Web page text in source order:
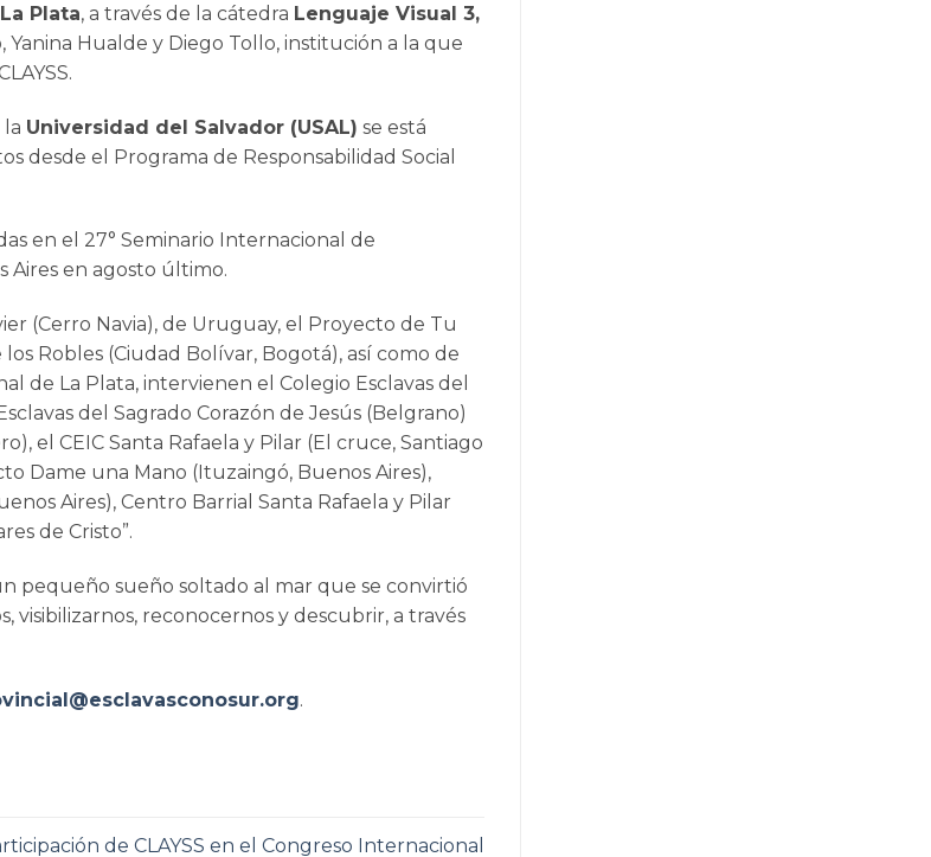
Plata, a través de la cátedra Lenguaje Visual 3,
Yanina Hualde y Diego Tollo, institución a la que
la Universidad del Salvador (USAL) se está
desde el Programa de Responsabilidad Social
en el 27° Seminario Internacional de
Aires en agosto último.
(Cerro Navia), de Uruguay, el Proyecto de Tu
Robles (Ciudad Bolívar, Bogotá), así como de
de La Plata, intervienen el Colegio Esclavas del
del Sagrado Corazón de Jesús (Belgrano)
el CEIC Santa Rafaela y Pilar (El cruce, Santiago
Dame una Mano (Ituzaingó, Buenos Aires),
Aires), Centro Barrial Santa Rafaela y Pilar
de Cristo”.
pequeño sueño soltado al mar que se convirtió
visibilizarnos, reconocernos y descubrir, a través
.
de CLAYSS en el Congreso Internacional